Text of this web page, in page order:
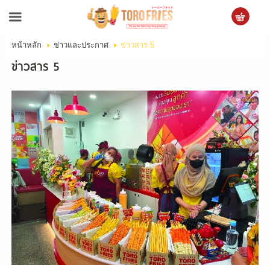
สินค้าที่สนใจ( 0 )
หน้าหลัก
ข้อมูลบริษัท
สินค้า
บริการ
ข่าวสาร
หน้าหลัก ข่าวและประกาศ ข่าวสาร 5
ข่าวสาร 5